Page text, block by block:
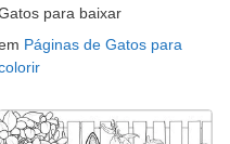
para baixar
Páginas de Gatos para